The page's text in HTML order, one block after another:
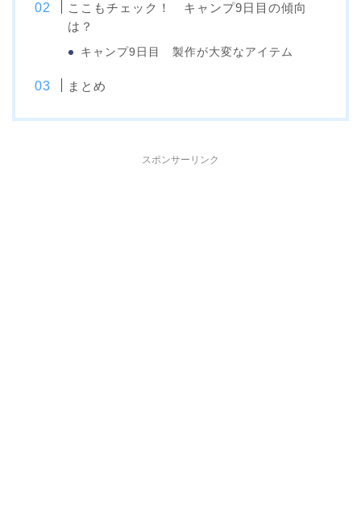
ここもチェック！ キャンプ9日目の傾向
は？
キャンプ9日目 製作が大変なアイテム
まとめ
スポンサーリンク